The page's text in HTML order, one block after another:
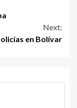
Next:
en Bolívar